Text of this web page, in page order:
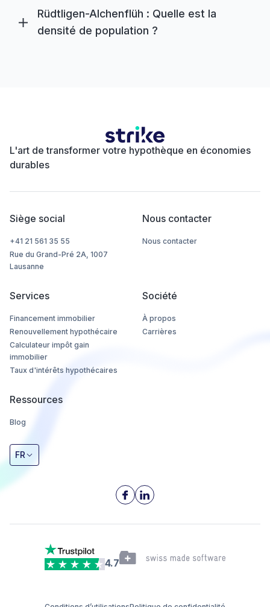
Rüdtligen-Alchenflüh : Quelle est la
densité de population ?
L'art de transformer votre hypothèque en économies
durables
Siège social
+41 21 561 35 55
Rue du Grand-Pré 2A, 1007
Lausanne
Nous contacter
Nous contacter
Services
Financement immobilier
Renouvellement hypothécaire
Calculateur impôt gain
immobilier
Taux d'intérêts hypothécaires
Société
À propos
Carrières
Ressources
Blog
FR
4.7